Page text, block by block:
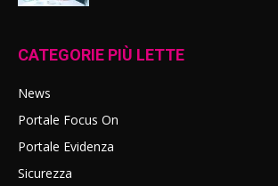
CATEGORIE PIÙ LETTE
News
Portale Focus On
Portale Evidenza
Sicurezza